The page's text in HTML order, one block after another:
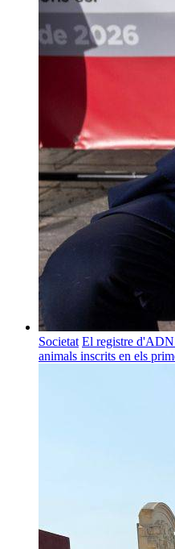
Societat El registre d'ADN
animals inscrits en els